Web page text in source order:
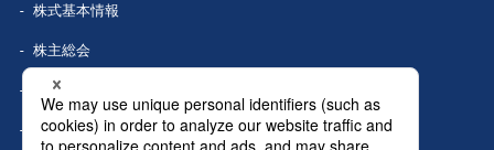
株式基本情報
株主総会
株式事務手続き
配当情報